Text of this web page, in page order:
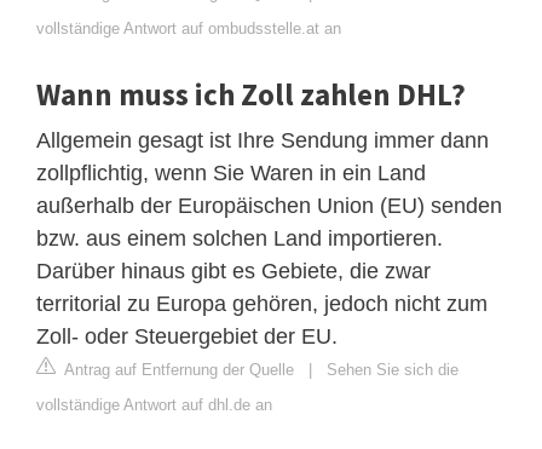
vollständige Antwort auf ombudsstelle.at an
Wann muss ich Zoll zahlen DHL?
Allgemein gesagt ist Ihre Sendung immer dann
zollpflichtig, wenn Sie Waren in ein Land
außerhalb der Europäischen Union (EU) senden
bzw. aus einem solchen Land importieren.
Darüber hinaus gibt es Gebiete, die zwar
territorial zu Europa gehören, jedoch nicht zum
Zoll- oder Steuergebiet der EU.
Antrag auf Entfernung der Quelle | Sehen Sie sich die
vollständige Antwort auf dhl.de an